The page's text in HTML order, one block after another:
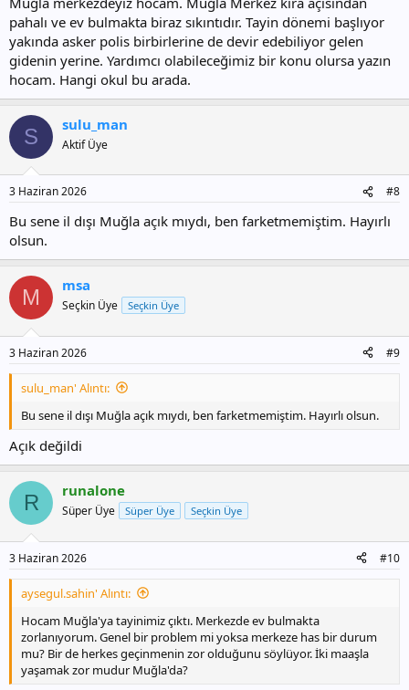
pahalı ve ev bulmakta biraz sıkıntıdır. Tayin dönemi başlıyor
yakında asker polis birbirlerine de devir edebiliyor gelen
gidenin yerine. Yardımcı olabileceğimiz bir konu olursa yazın
hocam. Hangi okul bu arada.
S sulu_man
Aktif Üye
3 Haziran 2026 #8
Bu sene il dışı Muğla açık mıydı, ben farketmemiştim. Hayırlı
olsun.
M msa
Seçkin Üye Seçkin Üye
3 Haziran 2026 #9
sulu_man' Alıntı:
Bu sene il dışı Muğla açık mıydı, ben farketmemiştim. Hayırlı olsun.
Açık değildi
R runalone
Süper Üye Süper Üye Seçkin Üye
3 Haziran 2026 #10
aysegul.sahin' Alıntı:
Hocam Muğla'ya tayinimiz çıktı. Merkezde ev bulmakta
zorlanıyorum. Genel bir problem mi yoksa merkeze has bir durum
mu? Bir de herkes geçinmenin zor olduğunu söylüyor. İki maaşla
yaşamak zor mudur Muğla'da?